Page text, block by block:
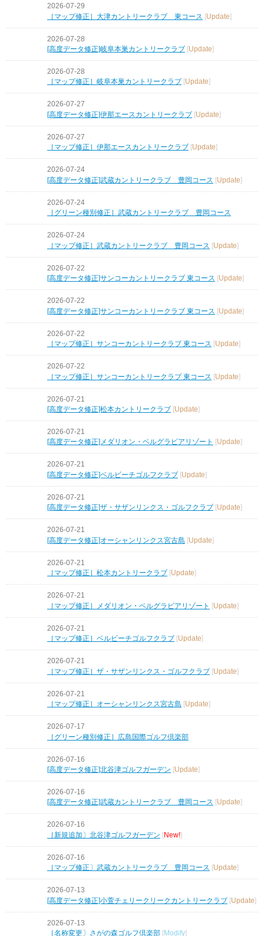
2026-07-29
［マップ修正］大津カントリークラブ 東コース [Update]
2026-07-28
[高度データ修正]岐阜本巣カントリークラブ [Update]
2026-07-28
［マップ修正］岐阜本巣カントリークラブ
Update
2026-07-27
[高度データ修正]伊那エースカントリークラブ [Update]
2026-07-27
［マップ修正］伊那エースカントリークラブ
Update
2026-07-24
[高度データ修正]武蔵カントリークラブ 豊岡コース [Update]
2026-07-24
［グリーン種別修正］武蔵カントリークラブ 豊岡コース
2026-07-24
［マップ修正］武蔵カントリークラブ 豊岡コース [Update]
2026-07-22
[高度データ修正]サンコーカントリークラブ 東コース [Update]
2026-07-22
[高度データ修正]サンコーカントリークラブ 東コース [Update]
2026-07-22
［マップ修正］サンコーカントリークラブ 東コース [Update]
2026-07-22
［マップ修正］サンコーカントリークラブ 東コース [Update]
2026-07-21
[高度データ修正]松本カントリークラブ [Update]
2026-07-21
[高度データ修正]メダリオン・ベルグラビアリゾート
Update
2026-07-21
[高度データ修正]ベルビーチゴルフクラブ [Update]
2026-07-21
[高度データ修正]ザ・サザンリンクス・ゴルフクラブ
Update
2026-07-21
[高度データ修正]オーシャンリンクス宮古島 [Update]
2026-07-21
［マップ修正］松本カントリークラブ
Update
2026-07-21
［マップ修正］メダリオン・ベルグラビアリゾート
[Update]
2026-07-21
［マップ修正］ベルビーチゴルフクラブ [Update]
2026-07-21
［マップ修正］ザ・サザンリンクス・ゴルフクラブ [Update]
2026-07-21
［マップ修正］オーシャンリンクス宮古島 [Update]
2026-07-17
［グリーン種別修正］広島国際ゴルフ倶楽部
2026-07-16
[高度データ修正]北谷津ゴルフガーデン [Update]
2026-07-16
[高度データ修正]武蔵カントリークラブ 豊岡コース
Update
2026-07-16
［新規追加〕北谷津ゴルフガーデン [New!]
2026-07-16
［マップ修正〕武蔵カントリークラブ 豊岡コース
Update
2026-07-13
[高度データ修正]小萱チェリークリークカントリークラブ [Update]
2026-07-13
［名称変更〕さがの森ゴルフ倶楽部
Modify